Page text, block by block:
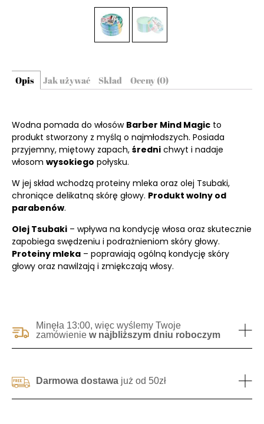
Opis Jak używać Skład Oceny (0)
Wodna pomada do włosów Barber Mind Magic to
produkt stworzony z myślą o najmłodszych. Posiada
przyjemny, miętowy zapach, średni chwyt i nadaje
włosom wysokiego połysku.
W jej skład wchodzą proteiny mleka oraz olej Tsubaki,
chroniące delikatną skórę głowy. Produkt wolny od
parabenów.
Olej Tsubaki – wpływa na kondycję włosa oraz skutecznie
zapobiega swędzeniu i podrażnieniom skóry głowy.
Proteiny mleka – poprawiają ogólną kondycję skóry
głowy oraz nawilżają i zmiękczają włosy.
Minęła 13:00, więc wyślemy Twoje
zamówienie w najbliższym dniu roboczym
Darmowa dostawa już od 50zł